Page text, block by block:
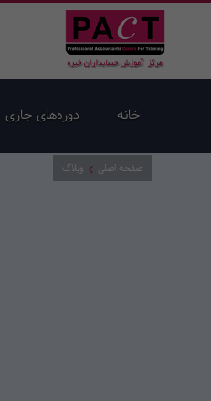
خانه دوره‌های جاری
صفحه اصلی وبلاگ